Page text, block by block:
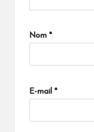
Nom *
E-mail *